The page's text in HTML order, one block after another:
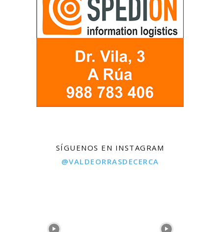
SÍGUENOS EN INSTAGRAM
@VALDEORRASDECERCA